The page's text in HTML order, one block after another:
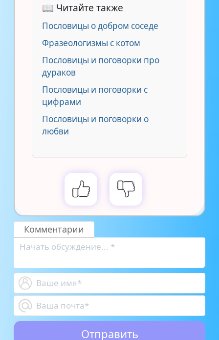
📖 Читайте также
Пословицы о добром соседе
Фразеологизмы с котом
Пословицы и поговорки про
дураков
Пословицы и поговорки с
цифрами
Пословицы и поговорки о
любви
Комментарии